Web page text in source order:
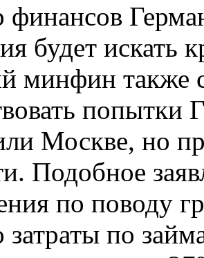
будет
минфин также
попытки
Москве, но
Подобное
по поводу
затраты по